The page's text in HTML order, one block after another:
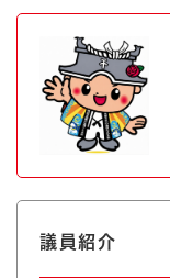
議員紹介